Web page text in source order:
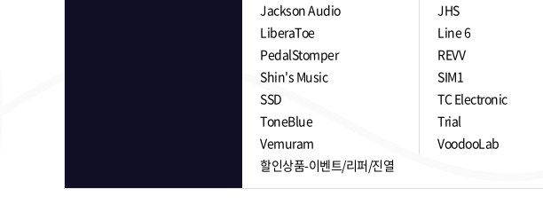
Jackson Audio
JHS
LiberaToe
Line 6
PedalStomper
REVV
Shin's Music
SIM1
SSD
TC Electronic
ToneBlue
Trial
Vemuram
VoodooLab
할인상품-이벤트/리퍼/진열